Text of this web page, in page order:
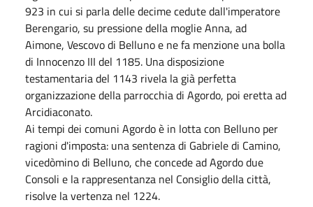
923 in cui si parla delle decime cedute dall'imperatore
Berengario, su pressione della moglie Anna, ad
Aimone, Vescovo di Belluno e ne fa menzione una bolla
di Innocenzo III del 1185. Una disposizione
testamentaria del 1143 rivela la già perfetta
organizzazione della parrocchia di Agordo, poi eretta ad
Arcidiaconato.
Ai tempi dei comuni Agordo è in lotta con Belluno per
ragioni d'imposta: una sentenza di Gabriele di Camino,
vicedòmino di Belluno, che concede ad Agordo due
Consoli e la rappresentanza nel Consiglio della città,
risolve la vertenza nel 1224.